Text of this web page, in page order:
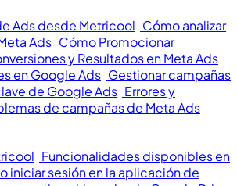
Ads desde Metricool Cómo analizar
Ads Cómo Promocionar
y Resultados en Meta Ads
en Google Ads Gestionar campañas
de Google Ads Errores y
de campañas de Meta Ads
Funcionalidades disponibles en
iniciar sesión en la aplicación de